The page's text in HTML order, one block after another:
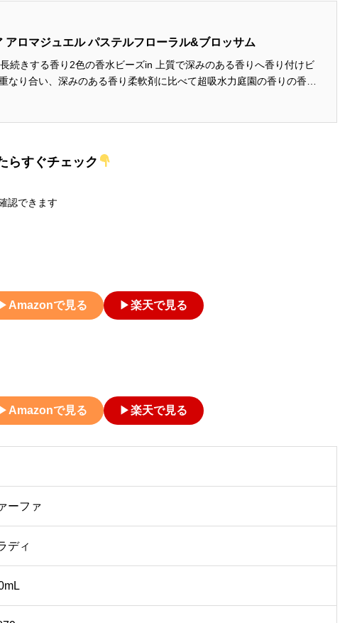
アロマジュエル パステルフローラル&ブロッサム
続きする香り2色の香水ビーズin 上質で深みのある香りへ香り付けビ
なり合い、深みのある香り柔軟剤に比べて超吸水力庭園の香りの香水
らすぐチェック
認できます
▶ Amazonで見る ▶楽天で見る
▶ Amazonで見る ▶楽天で見る
ーファ
ディ